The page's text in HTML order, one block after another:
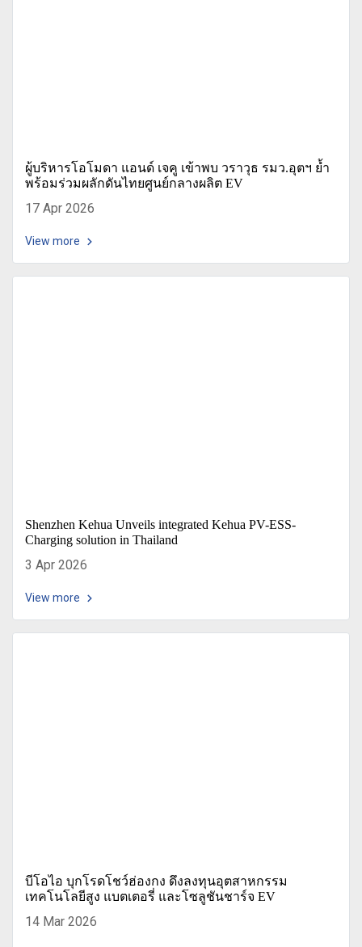
ผู้บริหารโอโมดา แอนด์ เจคู เข้าพบ วราวุธ รมว.อุตฯ ย้ำ
พร้อมร่วมผลักดันไทยศูนย์กลางผลิต EV
17 Apr 2026
View more
Shenzhen Kehua Unveils integrated Kehua PV-ESS-
Charging solution in Thailand
3 Apr 2026
View more
บีโอไอ บุกโรดโชว์ฮ่องกง ดึงลงทุนอุตสาหกรรม
เทคโนโลยีสูง แบตเตอรี่ และโซลูชันชาร์จ EV
14 Mar 2026